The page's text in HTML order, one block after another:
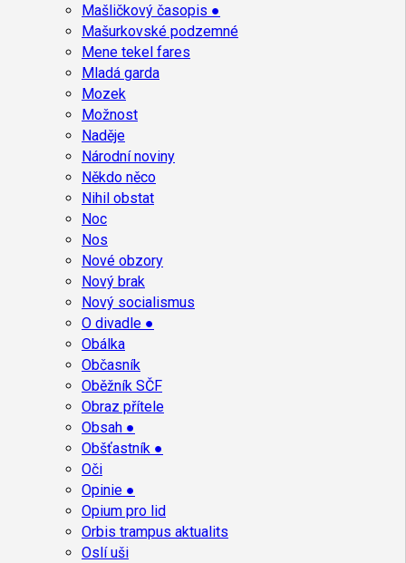
Mašličkový časopis ●
Mašurkovské podzemné
Mene tekel fares
Mladá garda
Mozek
Možnost
Naděje
Národní noviny
Někdo něco
Nihil obstat
Noc
Nos
Nové obzory
Nový brak
Nový socialismus
O divadle ●
Obálka
Občasník
Oběžník SČF
Obraz přítele
Obsah ●
Obšťastník ●
Oči
Opinie ●
Opium pro lid
Orbis trampus aktualits
Oslí uši